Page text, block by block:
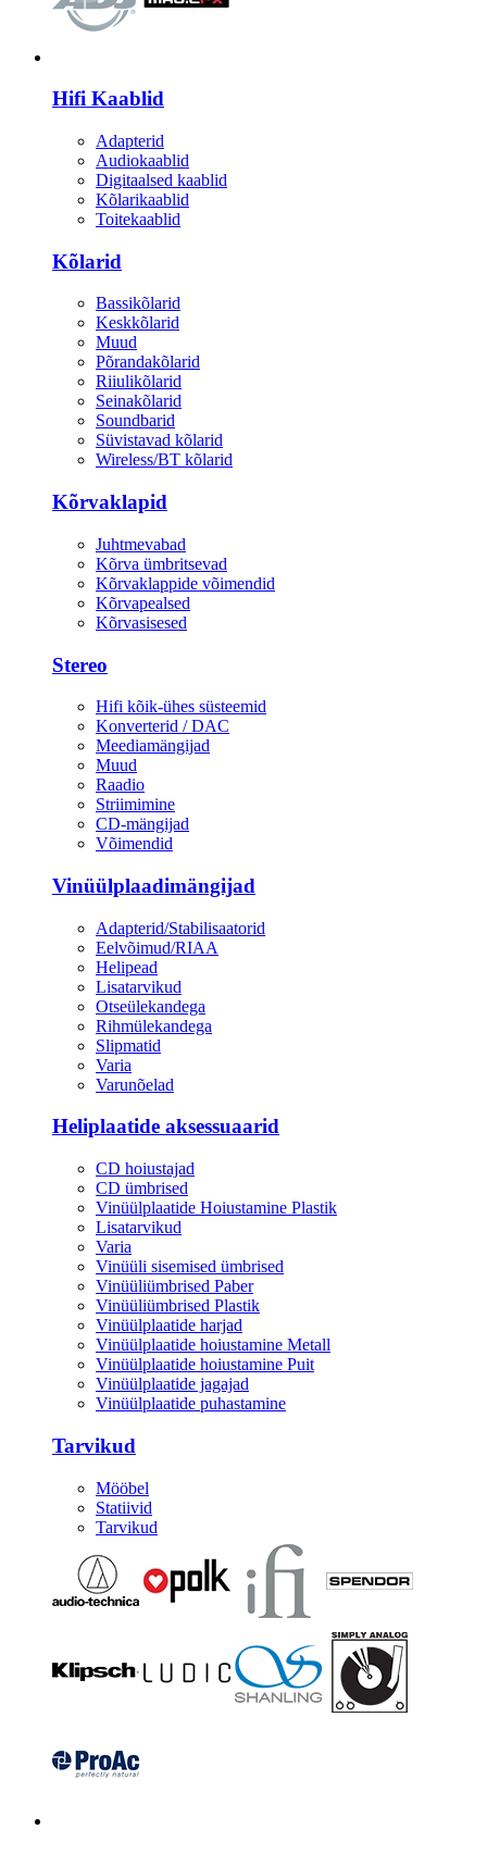
Hifi Kaablid
Adapterid
Audiokaablid
Digitaalsed kaablid
Kõlarikaablid
Toitekaablid
Kõlarid
Bassikõlarid
Keskkõlarid
Muud
Põrandakõlarid
Riiulikõlarid
Seinakõlarid
Soundbarid
Süvistavad kõlarid
Wireless/BT kõlarid
Kõrvaklapid
Juhtmevabad
Kõrva ümbritsevad
Kõrvaklappide võimendid
Kõrvapealsed
Kõrvasisesed
Stereo
Hifi kõik-ühes süsteemid
Konverterid / DAC
Meediamängijad
Muud
Raadio
Striimimine
CD-mängijad
Võimendid
Vinüülplaadimängijad
Adapterid/Stabilisaatorid
Eelvõimud/RIAA
Helipead
Lisatarvikud
Otseülekandega
Rihmülekandega
Slipmatid
Varia
Varunõelad
Heliplaatide aksessuaarid
CD hoiustajad
CD ümbrised
Vinüülplaatide Hoiustamine Plastik
Lisatarvikud
Varia
Vinüüli sisemised ümbrised
Vinüüliümbrised Paber
Vinüüliümbrised Plastik
Vinüülplaatide harjad
Vinüülplaatide hoiustamine Metall
Vinüülplaatide hoiustamine Puit
Vinüülplaatide jagajad
Vinüülplaatide puhastamine
Tarvikud
Mööbel
Statiivid
Tarvikud